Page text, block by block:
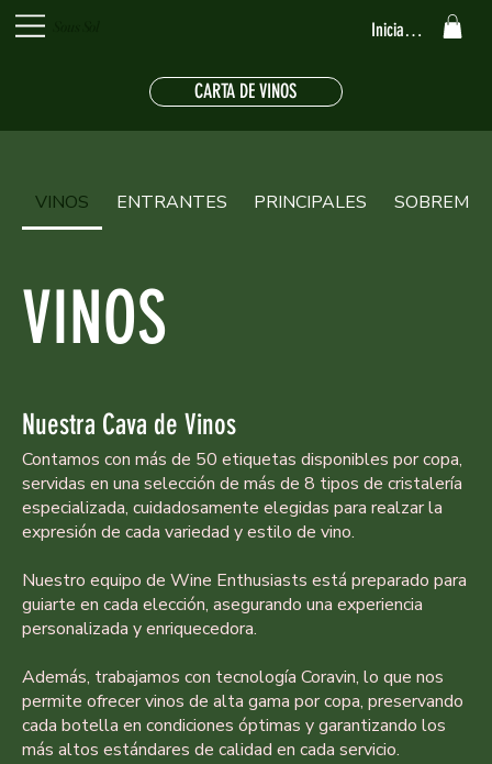
CARTA DE VINOS
Iniciar sesión
VINOS ENTRANTES PRINCIPALES
VINOS
Nuestra Cava de Vinos
Contamos con más de 50 etiquetas disponibles por copa,
servidas en una selección de más de 8 tipos de cristalería
especializada, cuidadosamente elegidas para realzar la
expresión de cada variedad y estilo de vino.
Nuestro equipo de Wine Enthusiasts está preparado para
guiarte en cada elección, asegurando una experiencia
personalizada y enriquecedora.
Además, trabajamos con tecnología Coravin, lo que nos
permite ofrecer vinos de alta gama por copa, preservando
cada botella en condiciones óptimas y garantizando los
más altos estándares de calidad en cada servicio.